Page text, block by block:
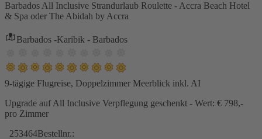
Barbados All Inclusive Strandurlaub Roulette - Accra Beach Hotel
& Spa oder The Abidah by Accra
Barbados -Karibik - Barbados
9-tägige Flugreise, Doppelzimmer Meerblick inkl. AI
Upgrade auf All Inclusive Verpflegung geschenkt - Wert: € 798,-
pro Zimmer
253464Bestellnr.: